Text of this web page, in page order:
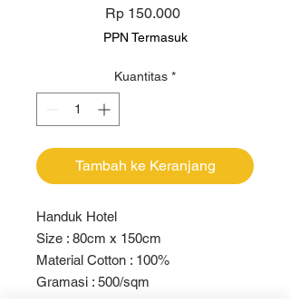
Rp 150.000Harga
PPN Termasuk
Kuantitas *
Tambah ke Keranjang
Handuk Hotel
Size : 80cm x 150cm
Material Cotton : 100%
Gramasi : 500/sqm